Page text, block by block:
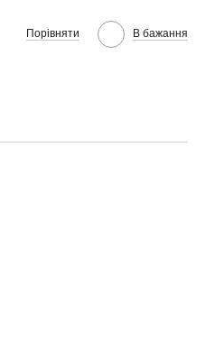
Порівняти В бажання